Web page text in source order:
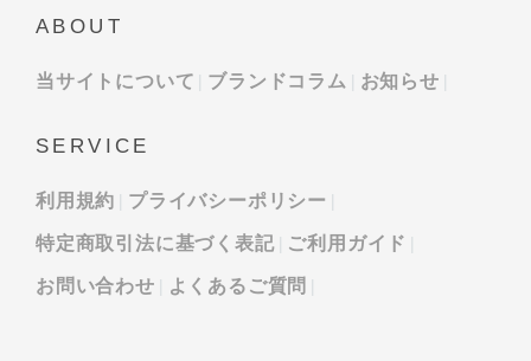
ABOUT
当サイトについて ブランドコラム お知らせ
SERVICE
利用規約 プライバシーポリシー
特定商取引法に基づく表記 ご利用ガイド
お問い合わせ よくあるご質問